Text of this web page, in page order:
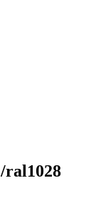
ral1028